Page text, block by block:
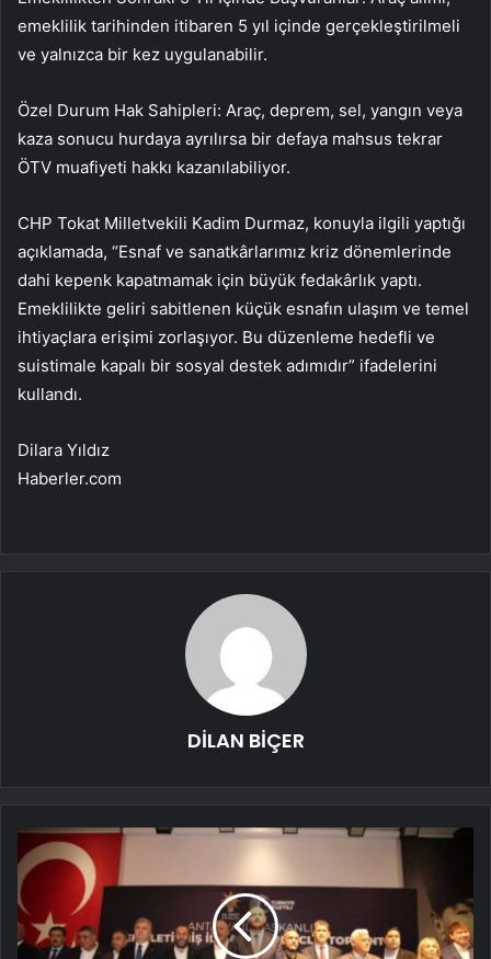
emeklilik tarihinden itibaren 5 yıl içinde gerçekleştirilmeli
ve yalnızca bir kez uygulanabilir.
Özel Durum Hak Sahipleri: Araç, deprem, sel, yangın veya
kaza sonucu hurdaya ayrılırsa bir defaya mahsus tekrar
ÖTV muafiyeti hakkı kazanılabiliyor.
CHP Tokat Milletvekili Kadim Durmaz, konuyla ilgili yaptığı
açıklamada, “Esnaf ve sanatkârlarımız kriz dönemlerinde
dahi kepenk kapatmamak için büyük fedakârlık yaptı.
Emeklilikte geliri sabitlenen küçük esnafın ulaşım ve temel
ihtiyaçlara erişimi zorlaşıyor. Bu düzenleme hedefli ve
suistimale kapalı bir sosyal destek adımıdır” ifadelerini
kullandı.
Dilara Yıldız
Haberler.com
DİLAN BİÇER